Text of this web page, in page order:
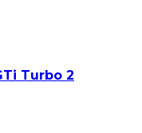
Turbo 2